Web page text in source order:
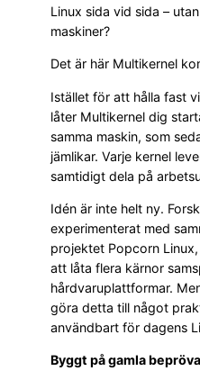
Linux sida vid sida –
maskiner?
Det är här Multikernel
Istället för att hålla fast
låter Multikernel dig
samma maskin, som
jämlikar. Varje kernel
samtidigt dela på
Idén är inte helt ny.
experimenterat med
projektet Popcorn
att låta flera kärnor
hårdvaruplattformar.
göra detta till något
användbart för dagens
Byggt på gamla